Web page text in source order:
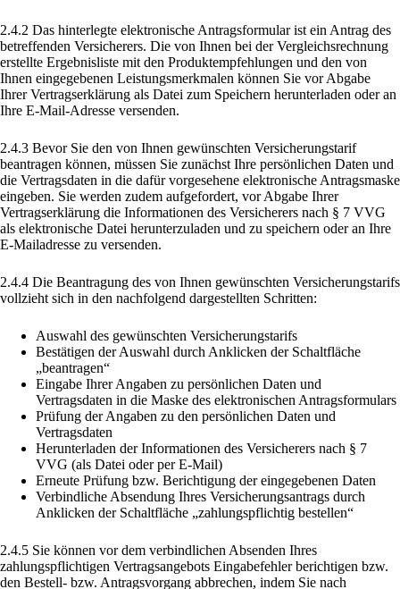
2.4.2 Das hinterlegte elektronische Antragsformular ist ein Antrag des
betreffenden Versicherers. Die von Ihnen bei der Vergleichsrechnung
erstellte Ergebnisliste mit den Produktempfehlungen und den von
Ihnen eingegebenen Leistungsmerkmalen können Sie vor Abgabe
Ihrer Vertragserklärung als Datei zum Speichern herunterladen oder an
Ihre E-Mail-Adresse versenden.
2.4.3 Bevor Sie den von Ihnen gewünschten Versicherungstarif
beantragen können, müssen Sie zunächst Ihre persönlichen Daten und
die Vertragsdaten in die dafür vorgesehene elektronische Antragsmaske
eingeben. Sie werden zudem aufgefordert, vor Abgabe Ihrer
Vertragserklärung die Informationen des Versicherers nach § 7 VVG
als elektronische Datei herunterzuladen und zu speichern oder an Ihre
E-Mailadresse zu versenden.
2.4.4 Die Beantragung des von Ihnen gewünschten Versicherungstarifs
vollzieht sich in den nachfolgend dargestellten Schritten:
Auswahl des gewünschten Versicherungstarifs
Bestätigen der Auswahl durch Anklicken der Schaltfläche
„beantragen“
Eingabe Ihrer Angaben zu persönlichen Daten und
Vertragsdaten in die Maske des elektronischen Antragsformulars
Prüfung der Angaben zu den persönlichen Daten und
Vertragsdaten
Herunterladen der Informationen des Versicherers nach § 7
VVG (als Datei oder per E-Mail)
Erneute Prüfung bzw. Berichtigung der eingegebenen Daten
Verbindliche Absendung Ihres Versicherungsantrags durch
Anklicken der Schaltfläche „zahlungspflichtig bestellen“
2.4.5 Sie können vor dem verbindlichen Absenden Ihres
zahlungspflichtigen Vertragsangebots Eingabefehler berichtigen bzw.
den Bestell- bzw. Antragsvorgang abbrechen, indem Sie nach